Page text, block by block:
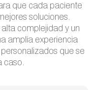
que cada paciente
soluciones.
complejidad y un
amplia experiencia
que se
caso.